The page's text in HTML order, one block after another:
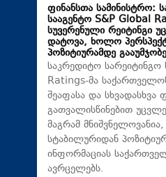
ფინანსთა სამინისტრო:
სააგენტო S&P Global
სუვერენული რეიტინგი
დატოვა, ხოლო
პოზიტიურამდე
საკრედიტო სარეიტინგო
Ratings-მა
შეაფასა და სხვადასხვა
გათვალისწინებით
მაგრამ
სტაბილურიდან
ინფორმაციას
ავრცელებს.